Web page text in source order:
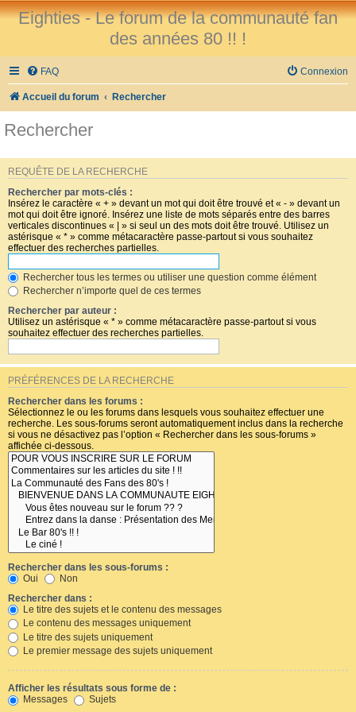
Eighties - Le forum de la communauté fan
des années 80 !! !
FAQ Connexion
Accueil du forum Rechercher
Rechercher
REQUÊTE DE LA RECHERCHE
Rechercher par mots-clés :
Insérez le caractère « + » devant un mot qui doit être trouvé et « - » devant un
mot qui doit être ignoré. Insérez une liste de mots séparés entre des barres
verticales discontinues « | » si seul un des mots doit être trouvé. Utilisez un
astérisque « * » comme métacaractère passe-partout si vous souhaitez
effectuer des recherches partielles.
Rechercher tous les termes ou utiliser une question comme élément
Rechercher n’importe quel de ces termes
Rechercher par auteur :
Utilisez un astérisque « * » comme métacaractère passe-partout si vous
souhaitez effectuer des recherches partielles.
PRÉFÉRENCES DE LA RECHERCHE
Rechercher dans les forums :
Sélectionnez le ou les forums dans lesquels vous souhaitez effectuer une
recherche. Les sous-forums seront automatiquement inclus dans la recherche
si vous ne désactivez pas l’option « Rechercher dans les sous-forums »
affichée ci-dessous.
Rechercher dans les sous-forums :
Oui
Non
Rechercher dans :
Le titre des sujets et le contenu des messages
Le contenu des messages uniquement
Le titre des sujets uniquement
Le premier message des sujets uniquement
Afficher les résultats sous forme de :
Messages
Sujets